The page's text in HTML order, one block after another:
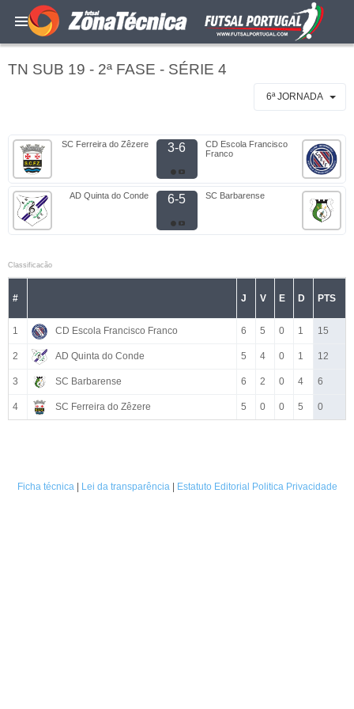
TN SUB 19 - 2ª FASE - SÉRIE 4
6ª JORNADA
SC Ferreira do Zêzere 3-6
CD Escola Francisco
Franco
AD Quinta do Conde 6-5 SC Barbarense
Classificacão
# J V E D PTS
1 CD Escola Francisco Franco 6 5 0 1 15
2 AD Quinta do Conde 5 4 0 1 12
3 SC Barbarense 6 2 0 4 6
4 SC Ferreira do Zêzere 5 0 0 5 0
Ficha técnica| Lei da transparência| Estatuto Editorial Politica Privacidade